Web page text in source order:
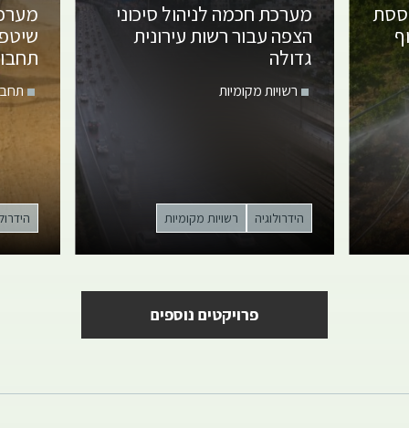
מערכת חכמה לניהול סיכוני
הצפה עבור רשות עירונית
גדולה
רשויות מקומיות
הידרולוגיה רשויות מקומיות
פרויקטים נוספים